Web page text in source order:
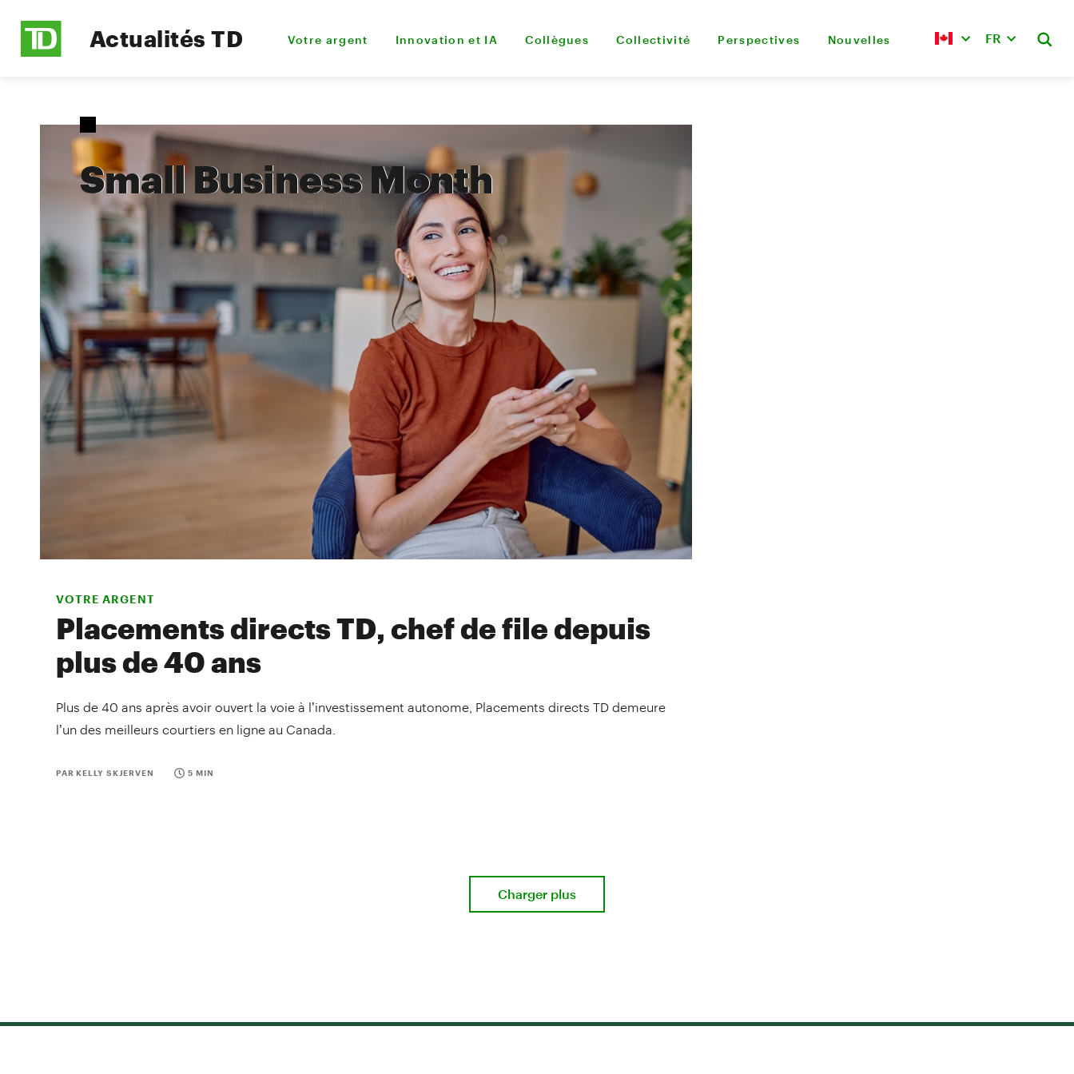
Actualités TD Votre argent Innovation et IA Collègues Collectivité Perspectives Nouvelles FR
Small Business Month
VOTRE ARGENT
Placements directs TD, chef de file depuis
plus de 40 ans
Plus de 40 ans après avoir ouvert la voie à l’investissement autonome, Placements directs TD demeure
l’un des meilleurs courtiers en ligne au Canada.
PAR KELLY SKJERVEN 5 MIN
Charger plus